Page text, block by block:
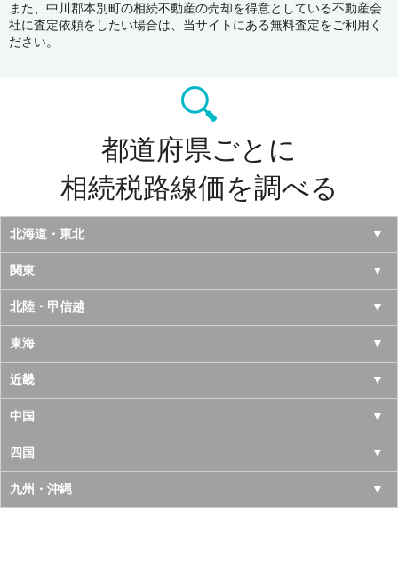
また、中川郡本別町の相続不動産の売却を得意としている不動産会
社に査定依頼をしたい場合は、当サイトにある無料査定をご利用く
ださい。
都道府県ごとに
相続税路線価を調べる
北海道・東北
北海道
青森県
岩手県
宮城県
秋田県
山形県
福島県
関東
東京都
神奈川県
千葉県
埼玉県
茨城県
栃木県
北陸・甲信越
山梨県
長野県
新潟県
富山県
石川県
東海
愛知県
岐阜県
三重県
静岡県
近畿
大阪府
京都府
兵庫県
中国
鳥取県
島根県
四国
徳島県
九州・沖縄